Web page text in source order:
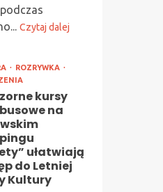
Czytaj dalej
ROZRYWKA
kursy
na
ułatwiają
do Letniej
Kultury